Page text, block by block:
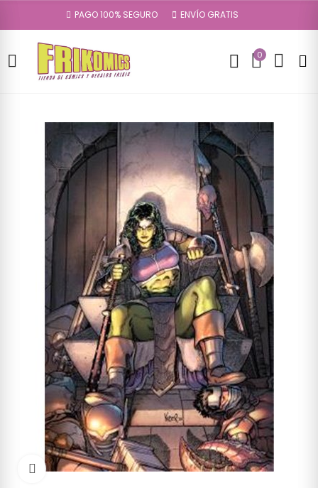
PAGO 100% SEGURO ENVÍO GRATIS
0
Click to enlarge